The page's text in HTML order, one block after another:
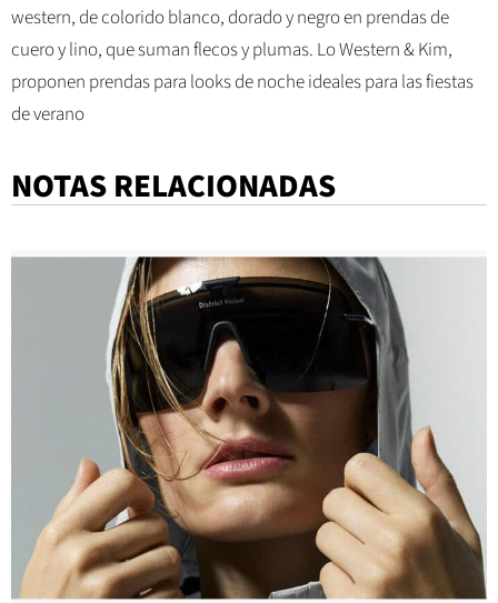
western, de colorido blanco, dorado y negro en prendas de
cuero y lino, que suman flecos y plumas. Lo Western & Kim,
proponen prendas para looks de noche ideales para las fiestas
de verano
NOTAS RELACIONADAS